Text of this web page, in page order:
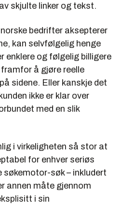
skjulte linker og tekst.
bedrifter aksepterer
kan selvfølgelig henge
enklere og følgelig billigere
å gjøre reelle
sidene. Eller kanskje det
ikke er klar over
med en slik
i virkeligheten så stor at
for enhver seriøs
søk – inkludert
annen måte gjennom
i sin